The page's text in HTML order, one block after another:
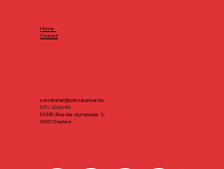
secretariat@spiroubasket.be
071/20.60.40
DÔME | Rue des olympiades 2,
6000 Charleroi
Home
Contact